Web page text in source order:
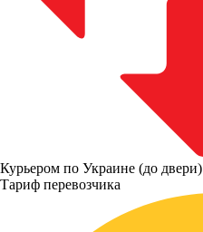
Курьером по Украине (до двери)
Тариф перевозчика